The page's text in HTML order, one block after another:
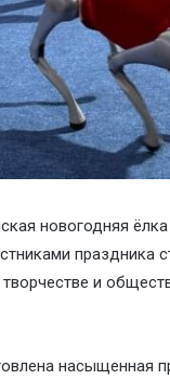
новогодняя
праздника
и
насыщенная